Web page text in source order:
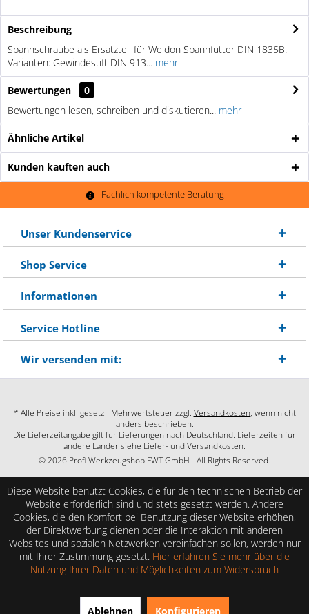
Beschreibung
Spannschraube als Ersatzteil für Weldon Spannfutter DIN 1835B.
Varianten: Gewindestift DIN 913... mehr
Bewertungen
0
Bewertungen lesen, schreiben und diskutieren... mehr
Ähnliche Artikel
Kunden kauften auch
Fachlich kompetente Beratung
Unser Kundenservice
Shop Service
Informationen
Service Hotline
Wir versenden mit:
* Alle Preise inkl. gesetzl. Mehrwertsteuer zzgl. Versandkosten, wenn nicht
anders beschrieben.
Die Lieferzeitangabe gilt für Lieferungen nach Deutschland. Lieferzeiten für
andere Länder siehe Liefer- und Versandkosten.
© 2026 Profi Werkzeugshop FWT GmbH - All Rights Reserved.
Diese Website benutzt Cookies, die für den technischen Betrieb der
Website erforderlich sind und stets gesetzt werden. Andere
Cookies, die den Komfort bei Benutzung dieser Website erhöhen,
der Direktwerbung dienen oder die Interaktion mit anderen
Websites und sozialen Netzwerken vereinfachen sollen, werden nur
mit Ihrer Zustimmung gesetzt. Hier erfahren Sie mehr über die
Nutzung Ihrer Daten und Möglichkeiten zum Widerspruch
Ablehnen Konfigurieren
SEHR GUT (4.86 / 5)
Bewertungen bei: shopauskunft.de, google.com, shopvote.de ⓘ